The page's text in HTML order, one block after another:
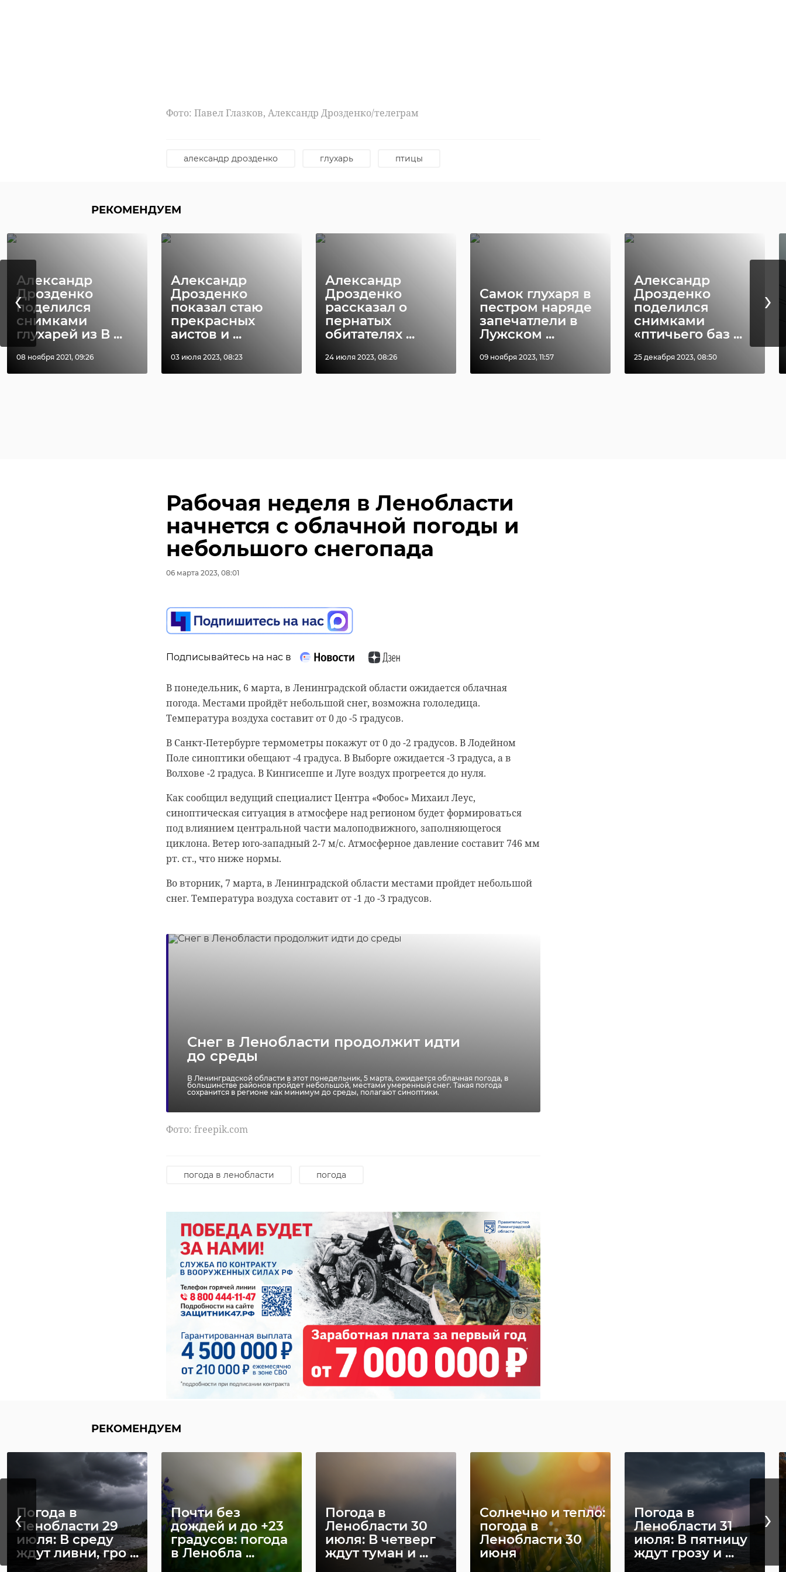
Фото: Павел Глазков, Александр Дрозденко/телеграм
александр дрозденко глухарь птицы
РЕКОМЕНДУЕМ
Александр
Дрозденко
поделился
снимками
глухарей из В ...
08 ноября 2021, 09:26
Александр
Дрозденко
показал стаю
прекрасных
аистов и ...
03 июля 2023, 08:23
Александр
Дрозденко
рассказал о
пернатых
обитателях ...
24 июля 2023, 08:26
Самок глухаря в
пестром наряде
запечатлели в
Лужском ...
09 ноября 2023, 11:57
Александр
Дрозденко
поделился
снимками
«птичьего баз ...
25 декабря 2023, 08:50
‹ ›
Рабочая неделя в Ленобласти
начнется с облачной погоды и
небольшого снегопада
06 марта 2023, 08:01
Подписывайтесь на нас в
В понедельник, 6 марта, в Ленинградской области ожидается облачная
погода. Местами пройдёт небольшой снег, возможна гололедица.
Температура воздуха составит от 0 до -5 градусов.
В Санкт-Петербурге термометры покажут от 0 до -2 градусов. В Лодейном
Поле синоптики обещают -4 градуса. В Выборге ожидается -3 градуса, а в
Волхове -2 градуса. В Кингисеппе и Луге воздух прогреется до нуля.
Как сообщил ведущий специалист Центра «Фобос» Михаил Леус,
синоптическая ситуация в атмосфере над регионом будет формироваться
под влиянием центральной части малоподвижного, заполняющегося
циклона. Ветер юго-западный 2-7 м/с. Атмосферное давление составит 746 мм
рт. ст., что ниже нормы.
Во вторник, 7 марта, в Ленинградской области местами пройдет небольшой
снег. Температура воздуха составит от -1 до -3 градусов.
Снег в Ленобласти продолжит идти
до среды
В Ленинградской области в этот понедельник, 5 марта, ожидается облачная погода, в
большинстве районов пройдет небольшой, местами умеренный снег. Такая погода
сохранится в регионе как минимум до среды, полагают синоптики.
Фото: freepik.com
погода в ленобласти погода
РЕКОМЕНДУЕМ
Погода в
Ленобласти 29
июля: В среду
ждут ливни, гро ...
Почти без
дождей и до +23
градусов: погода
в Ленобла ...
Погода в
Ленобласти 30
июля: В четверг
ждут туман и ...
Солнечно и тепло:
погода в
Ленобласти 30
июня
Погода в
Ленобласти 31
июля: В пятницу
ждут грозу и ...
‹ ›